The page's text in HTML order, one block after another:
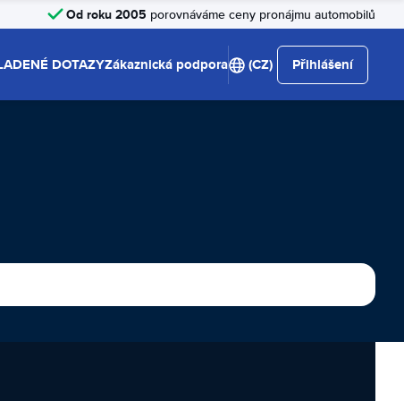
Od roku 2005 porovnáváme ceny pronájmu automobilů
DOTAZYZákaznická podpora (CZ) Přihlášení